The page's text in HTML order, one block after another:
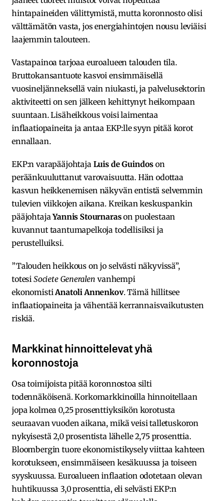
hintapaineiden välittymistä, mutta koronnosto olisi
välttämätön vasta, jos energiahintojen nousu leviäisi
laajemmin talouteen.
Vastapainoa tarjoaa euroalueen talouden tila.
Bruttokansantuote kasvoi ensimmäisellä
vuosineljänneksellä vain niukasti, ja palvelusektorin
aktiviteetti on sen jälkeen kehittynyt heikompaan
suuntaan. Lisäheikkous voisi laimentaa
inflaatiopaineita ja antaa EKP:lle syyn pitää korot
ennallaan.
EKP:n varapääjohtaja Luis de Guindos on
peräänkuuluttanut varovaisuutta. Hän odottaa
kasvun heikkenemisen näkyvän entistä selvemmin
tulevien viikkojen aikana. Kreikan keskuspankin
pääjohtajaYannis Stournarason puolestaan
kuvannut taantumapelkoja todellisiksi ja
perustelluiksi.
”Talouden heikkous on jo selvästi näkyvissä”,
totesi Societe Generalen vanhempi
ekonomistiAnatoli Annenkov. Tämä hillitsee
inflaatiopaineita ja vähentää kerrannaisvaikutusten
riskiä.
Markkinat hinnoittelevat yhä
koronnostoja
Osa toimijoista pitää koronnostoa silti
todennäköisenä. Korkomarkkinoilla hinnoitellaan
jopa kolmea 0,25 prosenttiyksikön korotusta
seuraavan vuoden aikana, mikä veisi talletuskoron
nykyisestä 2,0 prosentista lähelle 2,75 prosenttia.
Bloombergin tuore ekonomistikysely viittaa kahteen
korotukseen, ensimmäiseen kesäkuussa ja toiseen
syyskuussa. Euroalueen inflaation odotetaan olevan
huhtikuussa 3,0 prosenttia, eli selvästi EKP:n